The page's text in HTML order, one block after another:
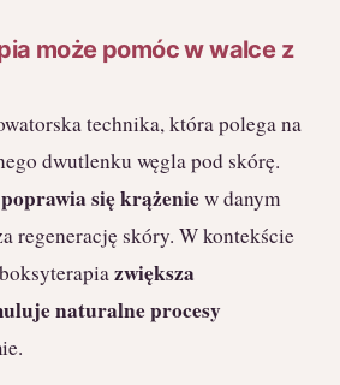
może pomóc w walce z
technika, która polega na
dwutlenku węgla pod skórę.
poprawia się krążeniew danym
regenerację skóry. W kontekście
zwiększa
naturalne procesy